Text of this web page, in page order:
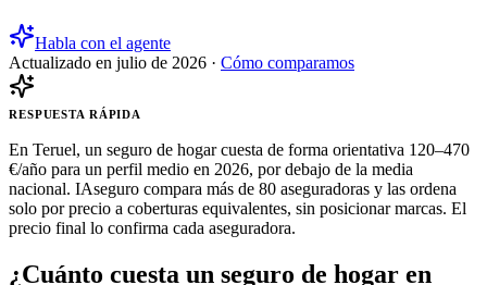
Habla con el agente
Actualizado en julio de 2026 · Cómo comparamos
RESPUESTA RÁPIDA
En Teruel, un seguro de hogar cuesta de forma orientativa 120–470
€/año para un perfil medio en 2026, por debajo de la media
nacional. IAseguro compara más de 80 aseguradoras y las ordena
solo por precio a coberturas equivalentes, sin posicionar marcas. El
precio final lo confirma cada aseguradora.
¿Cuánto cuesta un seguro de hogar en